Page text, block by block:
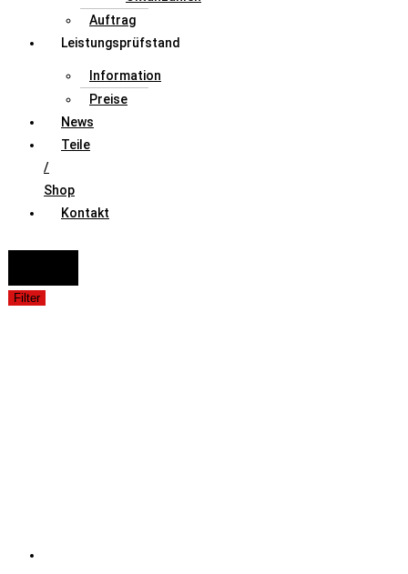
Auftrag
Leistungsprüfstand
Information
Preise
News
Teile
/
Shop
Kontakt
Filter